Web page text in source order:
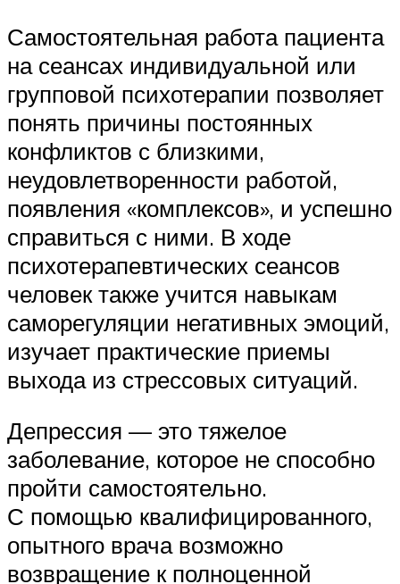
Самостоятельная работа пациента
на сеансах индивидуальной или
групповой психотерапии позволяет
понять причины постоянных
конфликтов с близкими,
неудовлетворенности работой,
появления «комплексов», и успешно
справиться с ними. В ходе
психотерапевтических сеансов
человек также учится навыкам
саморегуляции негативных эмоций,
изучает практические приемы
выхода из стрессовых ситуаций.
Депрессия — это тяжелое
заболевание, которое не способно
пройти самостоятельно.
С помощью квалифицированного,
опытного врача возможно
возвращение к полноценной